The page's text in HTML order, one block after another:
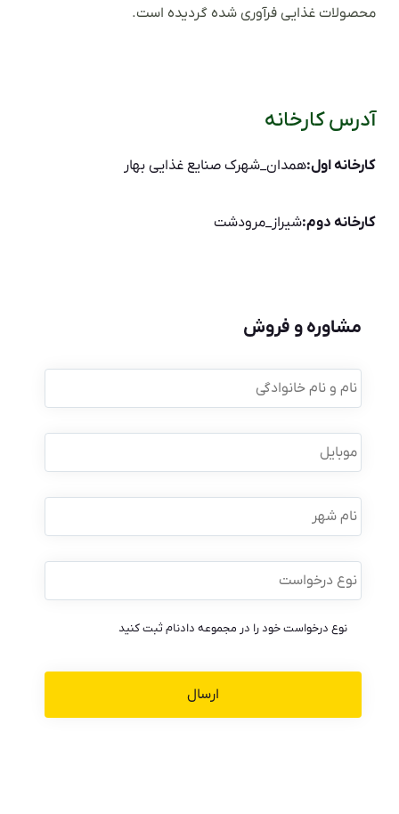
محصولات غذایی فرآوری شده گردیده است.
آدرس کارخانه
کارخانه اول:همدان_شهرک صنایع غذایی بهار
کارخانه دوم:شیراز_مرودشت
مشاوره و فروش
نام
و
نام
موبایل *
نام
شهر
نوع
درخواست *
نوع درخواست خود را در مجموعه دادنام ثبت کنید